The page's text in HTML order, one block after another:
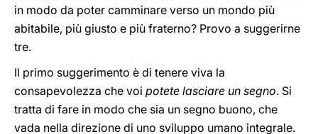
in modo da poter camminare verso un mondo più
abitabile, più giusto e più fraterno? Provo a suggerirne
tre.
Il primo suggerimento è di tenere viva la
consapevolezza che voi potete lasciare un segno. Si
tratta di fare in modo che sia un segno buono, che
vada nella direzione di uno sviluppo umano integrale.